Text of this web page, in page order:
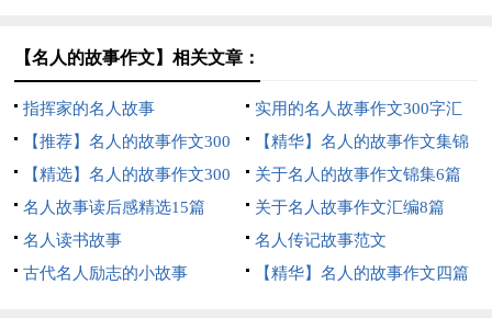
【名人的故事作文】相关文章：
指挥家的名人故事
实用的名人故事作文300字汇
总七篇
【推荐】名人的故事作文300
字四篇
【精华】名人的故事作文集锦
8篇
【精选】名人的故事作文300
字3篇
关于名人的故事作文锦集6篇
名人故事读后感精选15篇
关于名人故事作文汇编8篇
名人读书故事
名人传记故事范文
古代名人励志的小故事
【精华】名人的故事作文四篇